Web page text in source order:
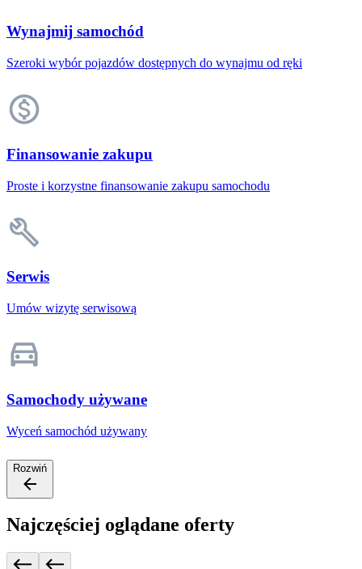
Wynajmij samochód
Szeroki wybór pojazdów dostępnych do wynajmu od ręki
Finansowanie zakupu
Proste i korzystne finansowanie zakupu samochodu
Serwis
Umów wizytę serwisową
Samochody używane
Wyceń samochód używany
Rozwiń
Najczęściej oglądane oferty